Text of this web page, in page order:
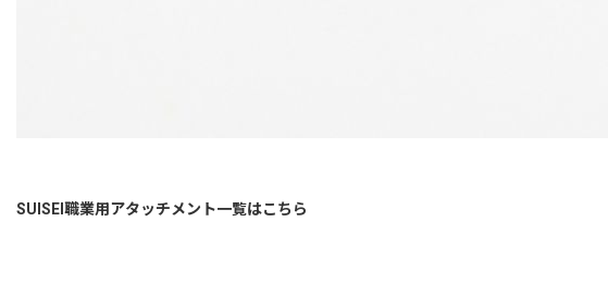
SUISEI職業用アタッチメント一覧はこちら